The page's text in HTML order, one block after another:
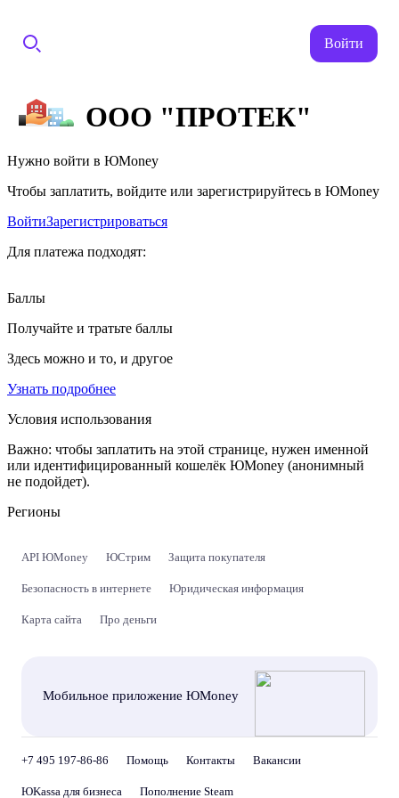
Войти
ООО "ПРОТЕК"
Нужно войти в ЮMoney
Чтобы заплатить, войдите или зарегистрируйтесь в ЮMoney
ВойтиЗарегистрироваться
Для платежа подходят:
Баллы
Получайте и тратьте баллы
Здесь можно и то, и другое
Узнать подробнее
Условия использования
Важно: чтобы заплатить на этой странице, нужен именной
или идентифицированный кошелёк ЮMoney (анонимный
не подойдет).
Регионы
API ЮMoney ЮСтрим Защита покупателя
Безопасность в интернете Юридическая информация
Карта сайта Про деньги
Мобильное приложение ЮMoney
+7 495 197-86-86 Помощь Контакты Вакансии
ЮKassa для бизнеса Пополнение Steam